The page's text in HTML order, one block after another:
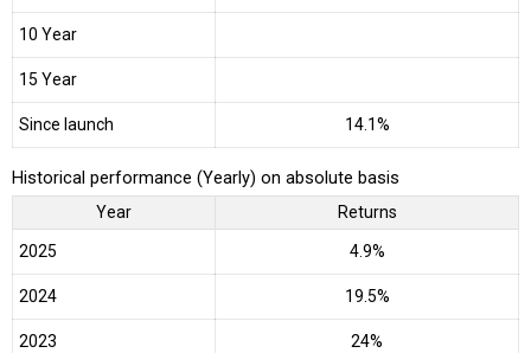
10 Year
15 Year
Since launch 14.1%
Historical performance (Yearly) on absolute basis
Year Returns
2025 4.9%
2024 19.5%
2023 24%